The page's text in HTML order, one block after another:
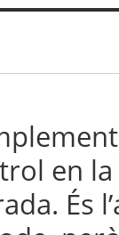
en
És